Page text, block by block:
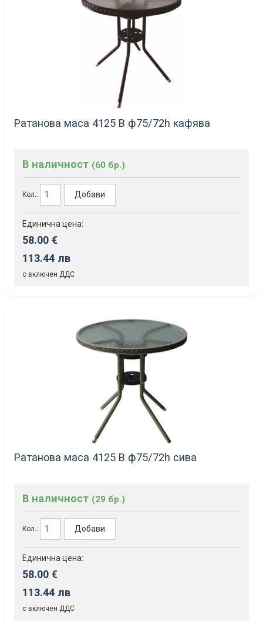
Ратанова маса 4125 B ф75/72h кафява
В наличност (60 бр.)
Кол.: Добави
Единична цена:
58.00 €
113.44 лв
с включен ДДС
Ратанова маса 4125 B ф75/72h сива
В наличност (29 бр.)
Кол.: Добави
Единична цена:
58.00 €
113.44 лв
с включен ДДС